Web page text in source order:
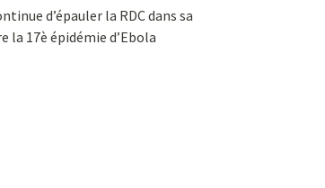
d’épauler la RDC dans sa
la 17è épidémie d’Ebola